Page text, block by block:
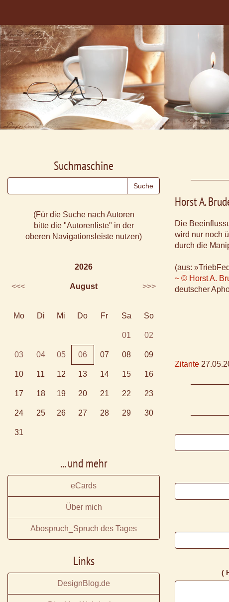
Horst A.
Die
wird nur noch
durch die
(aus:
~ © Horst A.
deutscher
Zitante
(
Suchmaschine
(Für die Suche nach Autoren
bitte die "Autorenliste" in der
oberen Navigationsleiste nutzen)
2026
<<< August >>>
Mo Di Mi Do Fr Sa So
01 02
03 04 05 06 07 08 09
10 11 12 13 14 15 16
17 18 19 20 21 22 23
24 25 26 27 28 29 30
31
... und mehr
eCards
Über mich
Abospruch_Spruch des Tages
Links
DesignBlog.de